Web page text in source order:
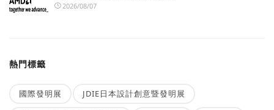
2026/08/07
熱門標籤
國際發明展 JDIE日本設計創意暨發明展